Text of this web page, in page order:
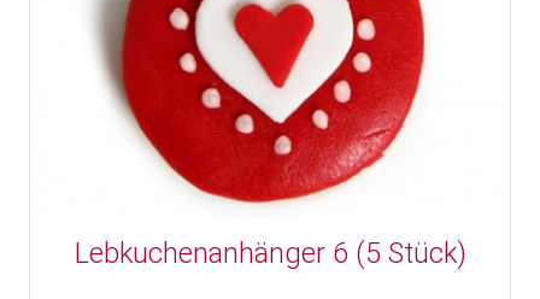
Lebkuchenanhänger 6 (5 Stück)